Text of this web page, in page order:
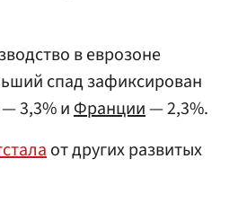
в еврозоне
спад зафиксирован
— 3,3% иФранции— 2,3%.
от других развитых